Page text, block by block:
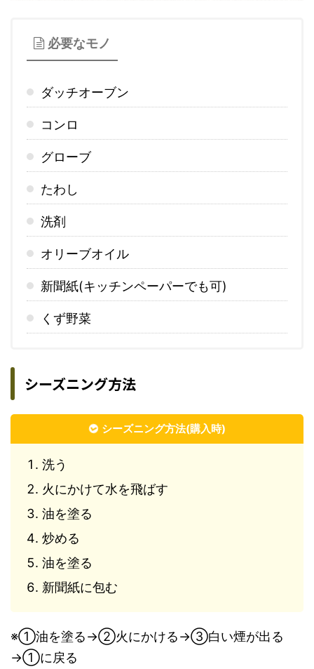
必要なモノ
ダッチオーブン
コンロ
グローブ
たわし
洗剤
オリーブオイル
新聞紙(キッチンペーパーでも可)
くず野菜
シーズニング方法
シーズニング方法(購入時)
洗う
火にかけて水を飛ばす
油を塗る
炒める
油を塗る
新聞紙に包む
※①油を塗る→②火にかける→③白い煙が出る
→①に戻る